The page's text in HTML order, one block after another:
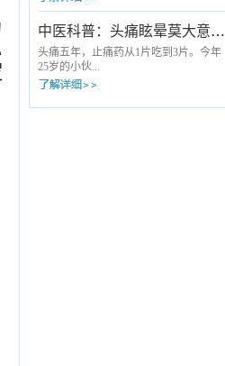
天都黑了，操心又费事。”这是长丰县许
多患者曾经的共同感受。但如今，这样
的“折腾”成了历史。不用跑省城，名医就
在身边“老人家，您的血压有点高，给您
调整...
1 重点（特色）专科国家级00省 级22市
级44院 级001.2 “江淮名医”人数001.3 床
医比221.4 床护比3.23.22.医疗费用2.1 门
诊患者人均医疗费用（元）
151.56148.882.2 住院患者人均医疗费用
患者单病种平均费用（见附件2）2.4 基
中医科普：头痛眩晕莫大意，可能是胆经在“报警”！
头痛五年，止痛药从1片吃到3片。今年
25岁的小伙...
子邵某洋，家住长丰县罗塘乡邵集村，